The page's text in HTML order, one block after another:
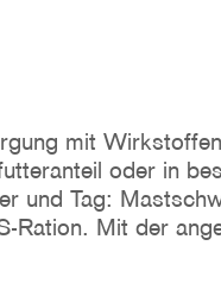
mit
oder in
und Tag:
Ration. Mit der